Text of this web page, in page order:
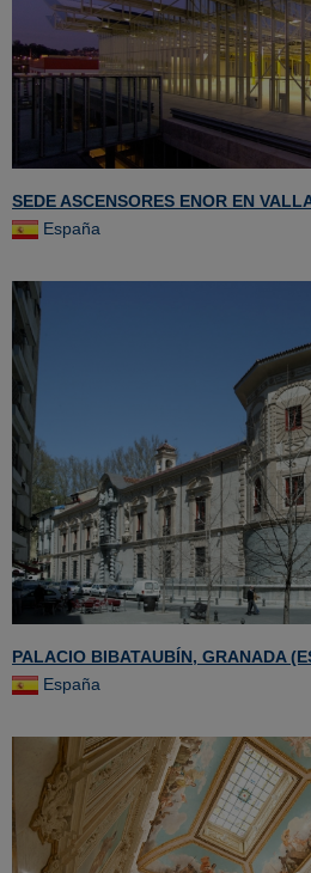
SEDE ASCENSORES ENOR EN
España
PALACIO BIBATAUBÍN, GRANADA
España